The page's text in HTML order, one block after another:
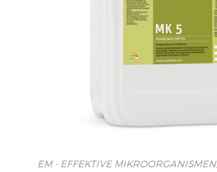
EM - EFFEKTIVE MIKROORGANISMEN